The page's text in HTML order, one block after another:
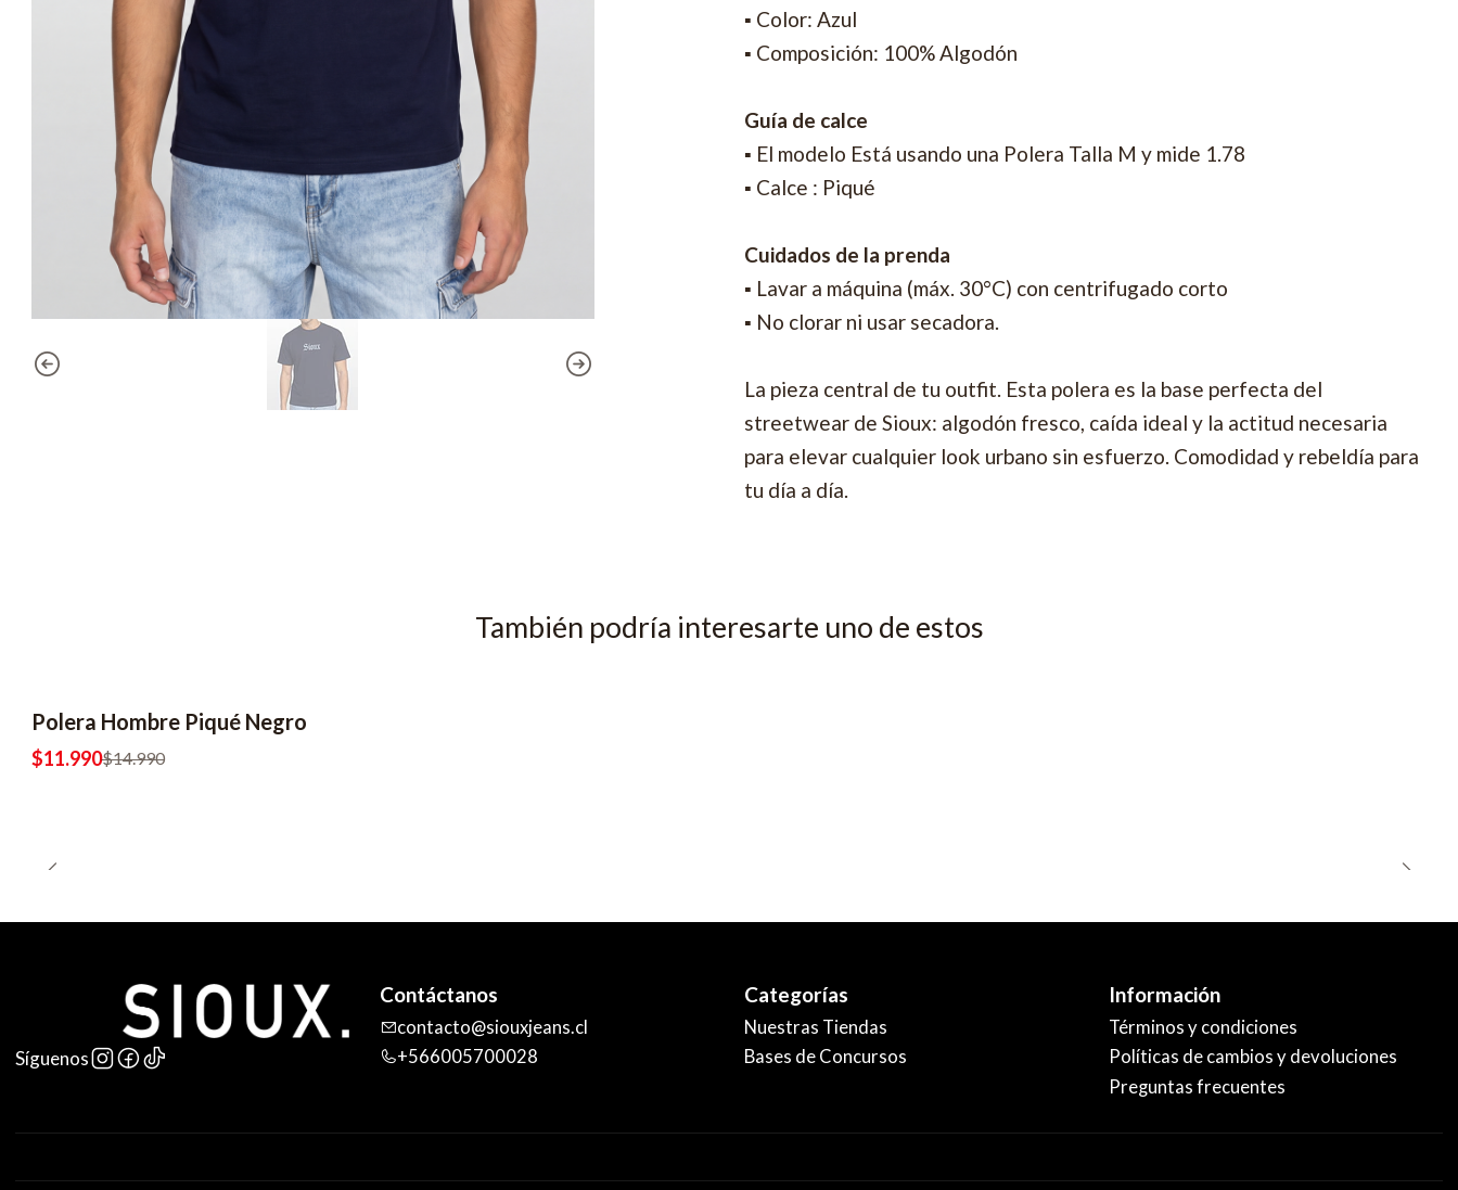
▪ Color: Azul
▪ Composición: 100% Algodón
Guía de calce
▪ El modelo Está usando una Polera Talla M y mide 1.78
▪ Calce : Piqué
Cuidados de la prenda
▪ Lavar a máquina (máx. 30°C) con centrifugado corto
▪ No clorar ni usar secadora.
La pieza central de tu outfit. Esta polera es la base perfecta del
streetwear de Sioux: algodón fresco, caída ideal y la actitud necesaria
para elevar cualquier look urbano sin esfuerzo. Comodidad y rebeldía para
tu día a día.
También podría interesarte uno de estos
Polera Hombre Piqué Negro
$11.990$14.990
Síguenos
Contáctanos
contacto@siouxjeans.cl
+566005700028
Categorías
Nuestras Tiendas
Bases de Concursos
Información
Términos y condiciones
Políticas de cambios y devoluciones
Preguntas frecuentes